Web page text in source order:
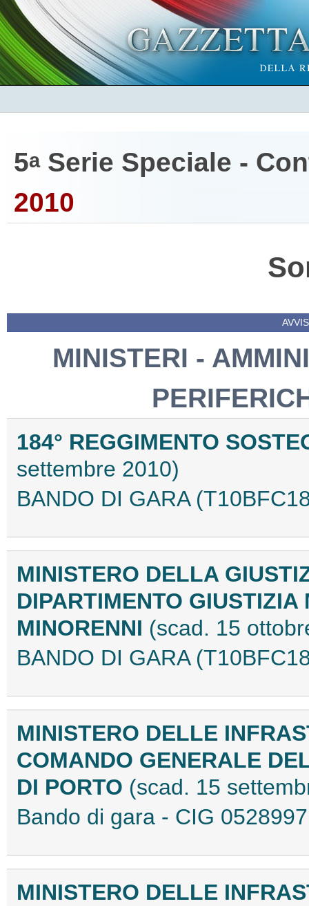
5aSerie Speciale -
2010
MINISTERI -
184° REGGIMENTO
settembre 2010)
BANDO DI GARA
MINISTERO DELLA
DIPARTIMENTO
MINORENNI (scad. 15
BANDO DI GARA
MINISTERO DELLE
COMANDO GENERALE
DI PORTO (scad. 15
Bando di gara - CIG
MINISTERO DELLE